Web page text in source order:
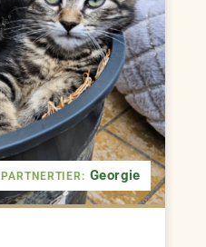
PARTNERTIER: Georgie